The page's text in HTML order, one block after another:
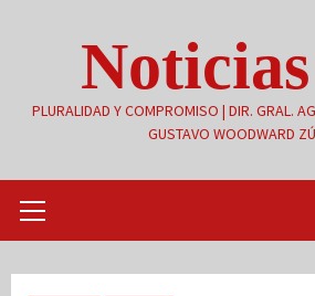
PLURALIDAD Y COMPROMISO | DIR. GRAL.
GUSTAVO WOODWARD
primario